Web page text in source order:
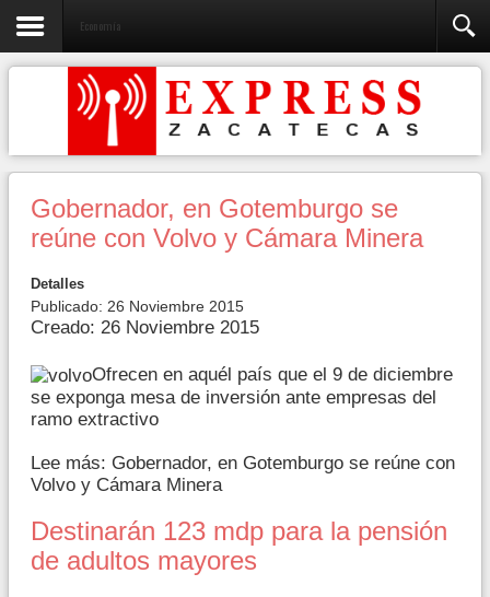
Economía
Gobernador, en Gotemburgo se
reúne con Volvo y Cámara Minera
Detalles
Publicado: 26 Noviembre 2015
Creado: 26 Noviembre 2015
Ofrecen en aquél país que el 9 de diciembre
se exponga mesa de inversión ante empresas del
ramo extractivo
Lee más: Gobernador, en Gotemburgo se reúne con
Volvo y Cámara Minera
Destinarán 123 mdp para la pensión
de adultos mayores